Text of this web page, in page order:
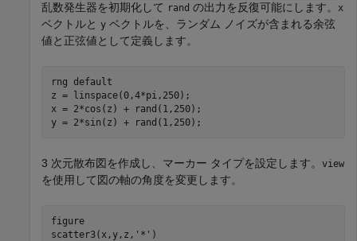
乱数発生器を初期化して rand の出力を反復可能にします。 x
ベクトルと y ベクトルを、ランダム ノイズが含まれる余弦
値と正弦値として定義します。
rng default
z = linspace(0,4*pi,250);
x = 2*cos(z) + rand(1,250);
y = 2*sin(z) + rand(1,250);
3 次元散布図を作成し、マーカー タイプを設定します。 view
を使用して図の軸の角度を変更します。
figure
scatter3(x,y,z, '*' )